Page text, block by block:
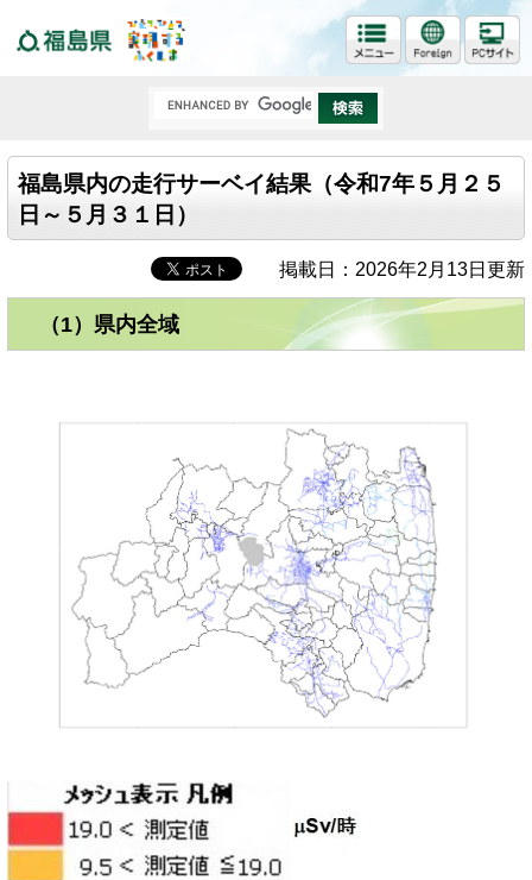
福島県内の走行サーベイ結果（令和7年５月２５
日～５月３１日）
掲載日：2026年2月13日更新
（1）県内全域